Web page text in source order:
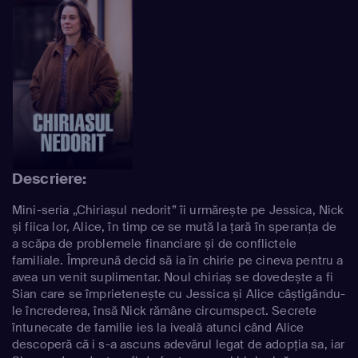
Descriere:
Mini-seria „Chiriașul nedorit” îi urmărește pe Jessica, Nick
și fiica lor, Alice, în timp ce se mută la țară în speranța de
a scăpa de problemele financiare și de conflictele
familiale. Împreună decid să ia în chirie pe cineva pentru a
avea un venit suplimentar. Noul chiriaș se dovedește a fi
Sian care se împrietenește cu Jessica și Alice câștigându-
le încrederea, însă Nick rămâne circumspect. Secrete
întunecate de familie ies la iveală atunci când Alice
descoperă că i s-a ascuns adevărul legat de adopția sa, iar